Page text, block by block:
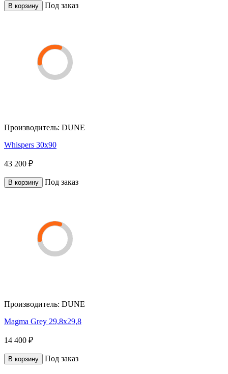
В корзину Под заказ
Производитель: DUNE
Whispers 30x90
43 200 ₽
В корзину Под заказ
Производитель: DUNE
Magma Grey 29,8x29,8
14 400 ₽
В корзину Под заказ